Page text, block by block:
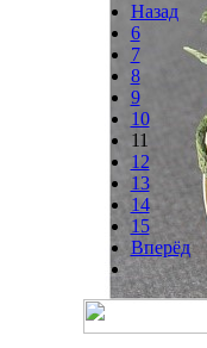
Назад
6
7
8
9
10
11
12
13
14
15
Вперёд